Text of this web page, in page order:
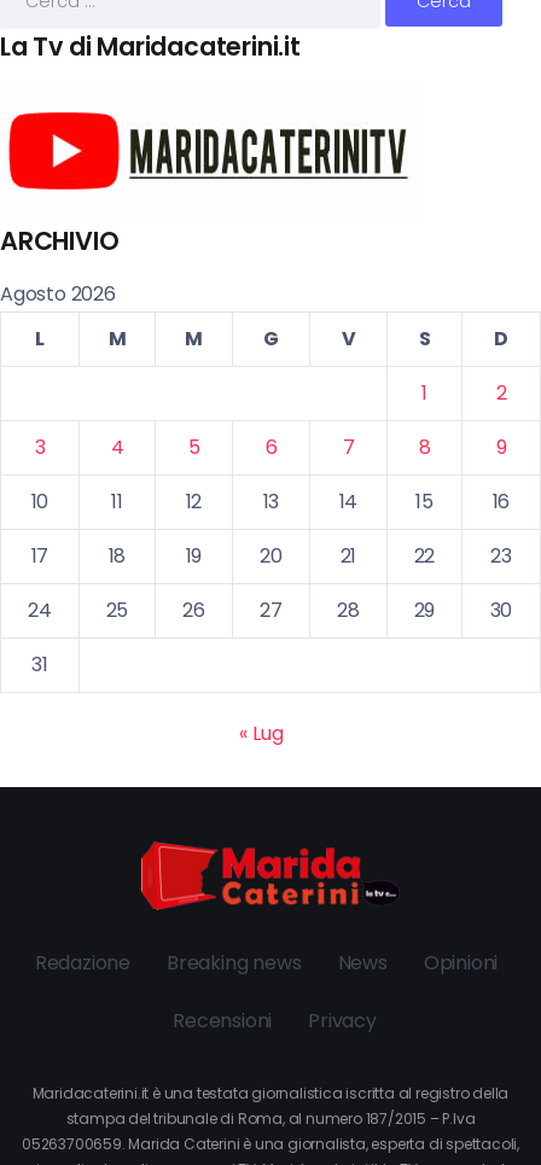
La Tv di Maridacaterini.it
ARCHIVIO
Agosto 2026
L
M M G V S
D
1
2
3
4 5 6 7 8
9
10
11 12 13 14 15
16
17
18 19 20 21 22
23
24
25 26 27 28 29
30
31
« Lug
Redazione Breaking news News Opinioni
Recensioni Privacy
Maridacaterini.it è una testata giornalistica iscritta al registro della
stampa del tribunale di Roma, al numero 187/2015 – P.Iva
05263700659. Marida Caterini è una giornalista, esperta di spettacoli,